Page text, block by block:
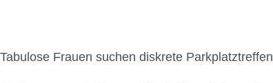
Tabulose Frauen suchen diskrete Parkplatztreffen